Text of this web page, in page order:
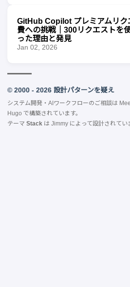
GitHub Copilot プレミアムリク
費への挑戦｜300リクエストを
った理由と発見
Jan 02, 2026
© 2000 - 2026 設計パターンを疑え
システム開発・AIワークフローのご相談は
Hugo で構築されています。
テーマ Stack は Jimmy によって設計されてい